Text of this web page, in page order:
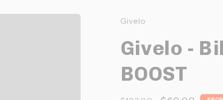
Givelo
Givelo -
BOOST